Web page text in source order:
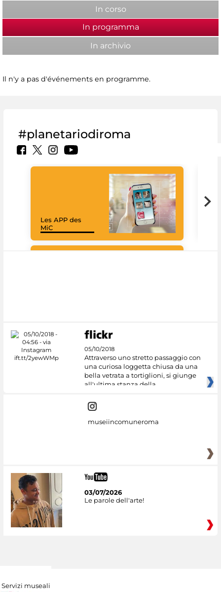
In corso
In programma
In archivio
Il n'y a pas d'événements en programme.
#planetariodiroma
Les APP des
MiC
05/10/2018
Attraverso uno stretto passaggio con
una curiosa loggetta chiusa da una
bella vetrata a tortiglioni, si giunge
all'ultima stanza della
museiincomuneroma
03/07/2026
Le parole dell'arte!
Servizi museali